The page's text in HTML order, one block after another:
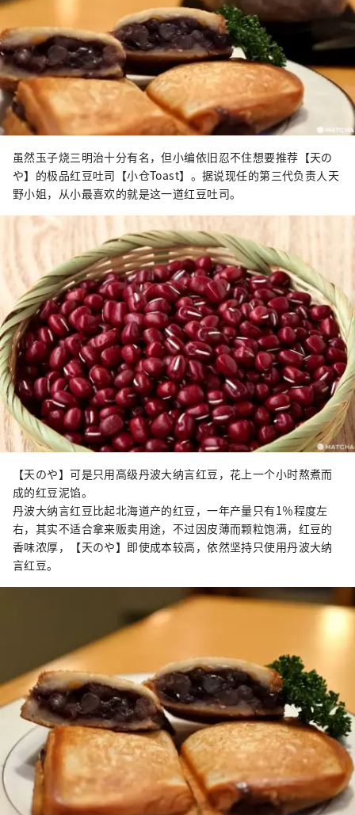
虽然玉子烧三明治十分有名，但小编依旧忍不住想要推荐【天の
や】的极品红豆吐司【小仓Toast】。据说现任的第三代负责人天
野小姐，从小最喜欢的就是这一道红豆吐司。
【天のや】可是只用高级丹波大纳言红豆，花上一个小时熬煮而
成的红豆泥馅。
丹波大纳言红豆比起北海道产的红豆，一年产量只有1％程度左
右，其实不适合拿来贩卖用途，不过因皮薄而颗粒饱满，红豆的
香味浓厚，【天のや】即使成本较高，依然坚持只使用丹波大纳
言红豆。